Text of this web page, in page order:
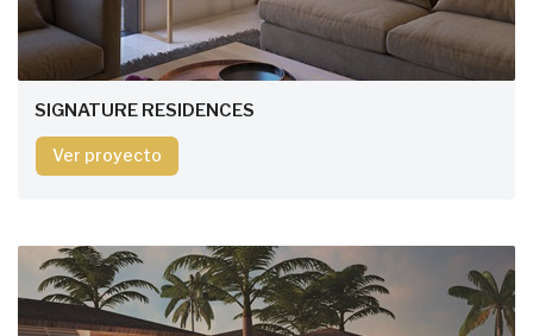
SIGNATURE RESIDENCES
Ver proyecto